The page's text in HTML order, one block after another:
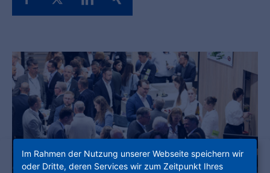
Im Rahmen der Nutzung unserer Webseite speichern wir
oder Dritte, deren Services wir zum Zeitpunkt Ihres